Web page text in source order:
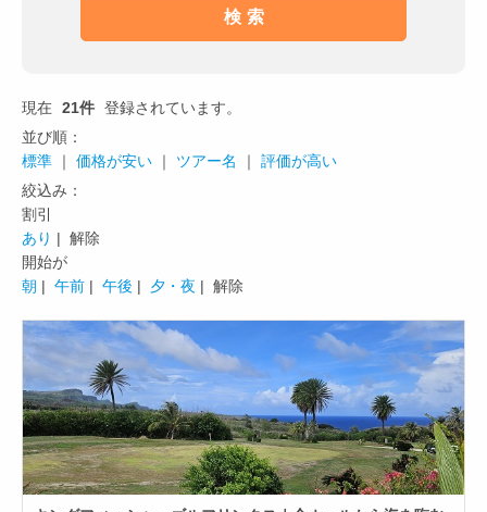
現在 21件 登録されています。
並び順：
標準 ｜ 価格が安い ｜ ツアー名 ｜ 評価が高い
絞込み：
割引
あり | 解除
開始が
朝 | 午前 | 午後 | 夕・夜 | 解除